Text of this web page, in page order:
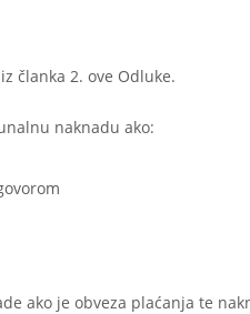
članka 2. ove Odluke.
naknadu ako:
ako je obveza plaćanja te